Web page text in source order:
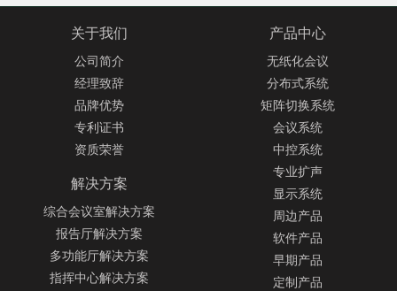
关于我们
公司简介
经理致辞
品牌优势
专利证书
资质荣誉
产品中心
无纸化会议
分布式系统
矩阵切换系统
会议系统
中控系统
专业扩声
显示系统
周边产品
软件产品
早期产品
定制产品
解决方案
综合会议室解决方案
报告厅解决方案
多功能厅解决方案
指挥中心解决方案